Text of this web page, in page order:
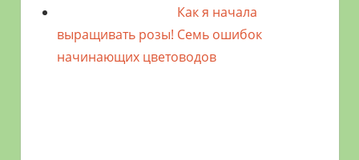
Как я начала
выращивать розы! Семь ошибок
начинающих цветоводов